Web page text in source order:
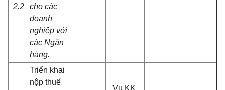
2.2
cho các
doanh
nghiệp với
các Ngân
hàng.
Triển khai
nộp thuế